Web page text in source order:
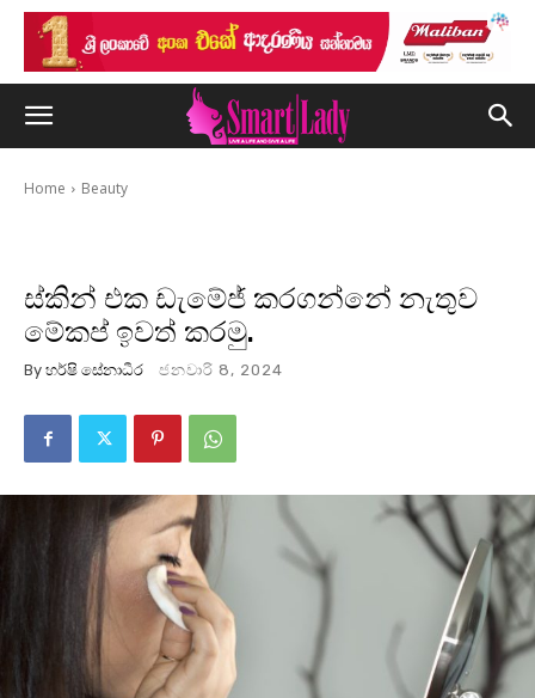
Home Beauty
ස්කින් එක ඩැමේජ් කරගන්නේ නැතුව
මේකප් ඉවත් කරමු.
By හර්ෂි සේනාධීර ජනවාරි 8, 2024